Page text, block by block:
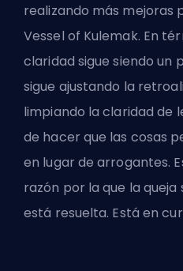
realizando más mejoras
Vessel of Kulemak. En
claridad sigue siendo un
sigue ajustando la
limpiando la claridad de
de hacer que las cosas
en lugar de arrogantes.
razón por la que la queja
está resuelta. Está en